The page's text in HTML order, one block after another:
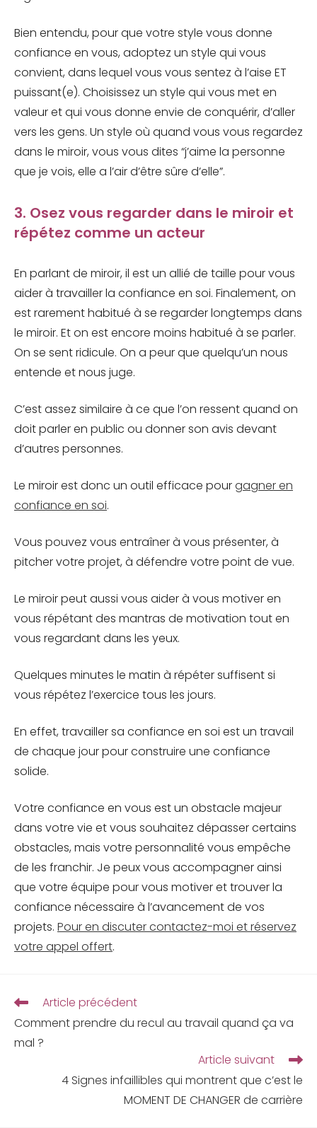
Bien entendu, pour que votre style vous donne
confiance en vous, adoptez un style qui vous
convient, dans lequel vous vous sentez à l’aise ET
puissant(e). Choisissez un style qui vous met en
valeur et qui vous donne envie de conquérir, d’aller
vers les gens. Un style où quand vous vous regardez
dans le miroir, vous vous dites “j’aime la personne
que je vois, elle a l’air d’être sûre d’elle”.
3. Osez vous regarder dans le miroir et
répétez comme un acteur
En parlant de miroir, il est un allié de taille pour vous
aider à travailler la confiance en soi. Finalement, on
est rarement habitué à se regarder longtemps dans
le miroir. Et on est encore moins habitué à se parler.
On se sent ridicule. On a peur que quelqu’un nous
entende et nous juge.
C’est assez similaire à ce que l’on ressent quand on
doit parler en public ou donner son avis devant
d’autres personnes.
Le miroir est donc un outil efficace pourgagner en
confiance en soi.
Vous pouvez vous entraîner à vous présenter, à
pitcher votre projet, à défendre votre point de vue.
Le miroir peut aussi vous aider à vous motiver en
vous répétant des mantras de motivation tout en
vous regardant dans les yeux.
Quelques minutes le matin à répéter suffisent si
vous répétez l’exercice tous les jours.
En effet, travailler sa confiance en soi est un travail
de chaque jour pour construire une confiance
solide.
Votre confiance en vous est un obstacle majeur
dans votre vie et vous souhaitez dépasser certains
obstacles, mais votre personnalité vous empêche
de les franchir. Je peux vous accompagner ainsi
que votre équipe pour vous motiver et trouver la
confiance nécessaire à l’avancement de vos
projets. Pour en discuter contactez-moi et réservez
votre appel offert.
Article précédent
Comment prendre du recul au travail quand ça va
mal ?
Article suivant
4 Signes infaillibles qui montrent que c’est le
MOMENT DE CHANGER de carrière